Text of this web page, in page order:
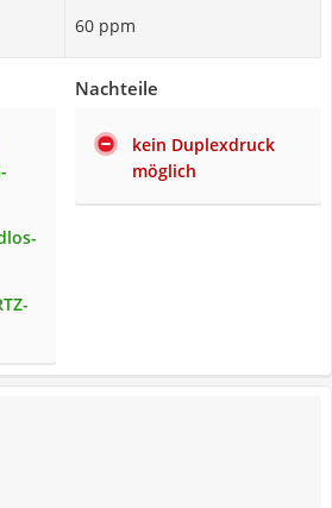
60 ppm
Nachteile
kein Duplexdruck
möglich